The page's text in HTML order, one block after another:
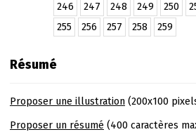
246
247 248 249 250
255
256 257 258 259
Résumé
Proposer une illustration(200x100
Proposer un résumé (400 caractères